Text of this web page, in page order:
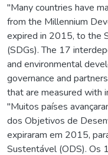
"Many countries have
from the Millennium
expired in 2015, to the
(SDGs). The 17
and environmental
governance and
that are measured with
"Muitos países
dos Objetivos de
expiraram em 2015,
Sustentável (ODS). Os